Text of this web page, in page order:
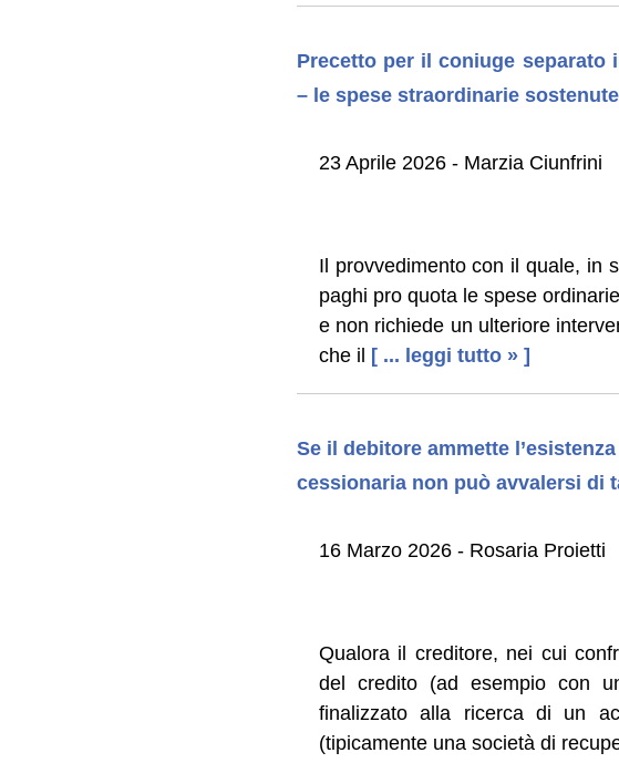
Precetto per il coniuge
– le spese straordinarie
23 Aprile 2026 - Marzia Ciunfrini
Il provvedimento con il quale, in
paghi pro quota le spese
e non richiede un ulteriore
che il [ ... leggi tutto » ]
Se il debitore ammette
cessionaria non può avvalersi di
16 Marzo 2026 - Rosaria Proietti
Qualora il creditore, nei cui
del credito (ad esempio con
finalizzato alla ricerca di un
(tipicamente una società di